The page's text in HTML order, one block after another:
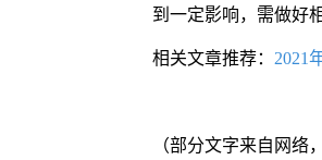
到一定影响，需做好
相关文章推荐： 2021
（部分文字来自网络